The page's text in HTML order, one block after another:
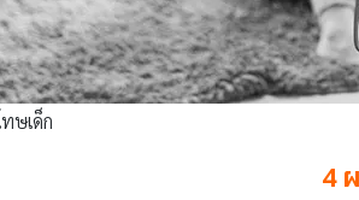
ษเด็ก
4